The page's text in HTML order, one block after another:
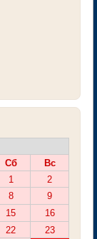
Сб
Вс
1
2
8
9
15
16
22 23